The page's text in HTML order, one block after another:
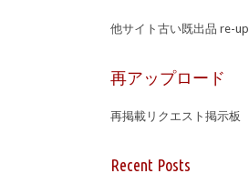
他サイト古い既出品 re-up
再アップロード
再掲載リクエスト掲示板
Recent Posts